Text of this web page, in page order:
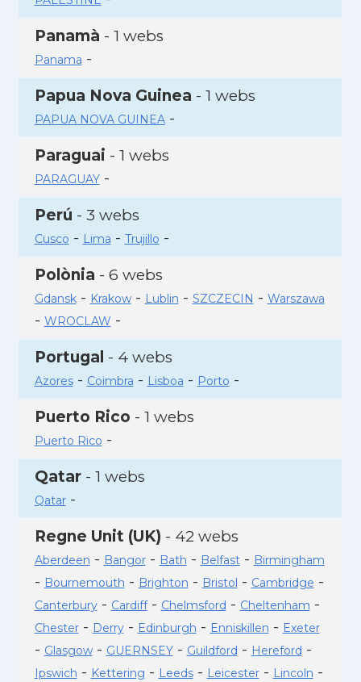
Panamà - 1 webs
Panama -
Papua Nova Guinea - 1 webs
PAPUA NOVA GUINEA-
Paraguai - 1 webs
PARAGUAY-
Perú - 3 webs
Cusco - Lima - Trujillo -
Polònia - 6 webs
Gdansk- Krakow- Lublin - SZCZECIN - Warszawa
- WROCLAW -
Portugal - 4 webs
Azores- Coimbra - Lisboa - Porto -
Puerto Rico - 1 webs
Puerto Rico -
Qatar- 1 webs
Qatar-
Regne Unit (UK) - 42 webs
Aberdeen - Bangor- Bath - Belfast- Birmingham
- Bournemouth - Brighton - Bristol - Cambridge -
Canterbury- Cardiff- Chelmsford - Cheltenham -
Chester- Derry- Edinburgh - Enniskillen - Exeter
- Glasgow- GUERNSEY- Guildford - Hereford -
Ipswich - Kettering - Leeds- Leicester- Lincoln -